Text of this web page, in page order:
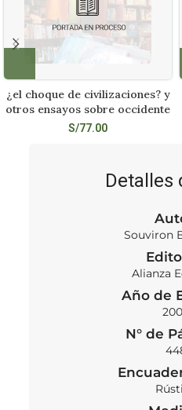
¿el choque de civilizaciones? y
otros ensayos sobre occidente
S/77.00
Detalles
Souviron
Alianza
Año de
N° de